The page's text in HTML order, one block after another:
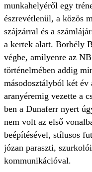
munkahelyéről egy
észrevétlenül, a közös
szájzárral és a
a kertek alatt. Borbély
végbe, amilyenre az
történelmében addig
másodosztályból két év
aranyéremig vezette a
ben a Dunaferr nyert
nem volt az első
beépítésével, stílusos
józan paraszti,
kommunikációval.